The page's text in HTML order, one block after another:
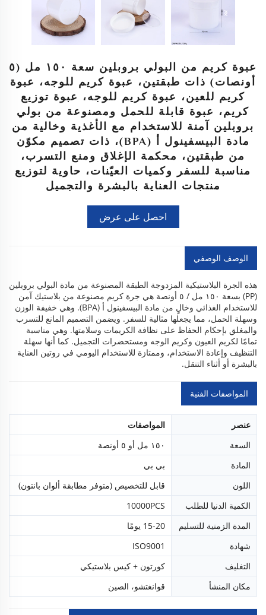
عبوة كريم من البولي بروبلين سعة ١٥٠ مل (٥
أونصات) ذات طبقتين، عبوة كريم للوجه، عبوة
كريم للعين، عبوة كريم للوجه، عبوة توزيع
كريم، عبوة قابلة للحمل ومصنوعة من بولي
بروبلين آمنة للاستخدام مع الأغذية وخالية من
مادة البيسفينول أ (BPA)، ذات تصميم مكوّن
من طبقتين، محكمة الإغلاق ومنع التسرب،
مناسبة للسفر وكميات العيّنات، حاوية لتوزيع
منتجات العناية بالبشرة والتجميل
احصل على عرض
الوصف الوصفي
هذه الجرة البلاستيكية المزدوجة الطبقة المصنوعة من مادة البولي بروبلين
(PP) بسعة ١٥٠ مل / ٥ أونصة هي جرة كريم مصنوعة من بلاستيك آمن
للاستخدام الغذائي وخالٍ من مادة البيسفينول أ (BPA). وهي خفيفة الوزن
وسهلة الحمل، مما يجعلها مثالية للسفر. ويضمن التصميم المانع للتسرب
والمغلق بإحكام الحفاظ على نظافة الكريمات وسلامتها. وهي مناسبة
تمامًا لكريم العيون وكريم الوجه ومستحضرات التجميل. كما أنها سهلة
التنظيف وإعادة الاستخدام، وممتازة للاستخدام اليومي في روتين العناية
بالبشرة أو أثناء التنقل.
المواصفات الفنية
عنصر
المواصفات
السعة
١٥٠ مل أو ٥ أونصة
المادة
بي بي
اللون
قابل للتخصيص (متوفر مطابقة ألوان بانتون)
الكمية الدنيا للطلب
10000PCS
المدة الزمنية للتسليم
15-20 يومًا
شهادة
ISO9001
التغليف
كورتون + كيس بلاستيكي
مكان المنشأ
قوانغتشو، الصين